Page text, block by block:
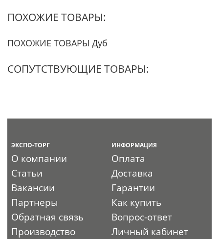
ПОХОЖИЕ ТОВАРЫ:
ПОХОЖИЕ ТОВАРЫ Дуб
СОПУТСТВУЮЩИЕ ТОВАРЫ:
ЭКСПО-ТОРГ
О компании
Статьи
Вакансии
Партнеры
Обратная связь
Производство
ИНФОРМАЦИЯ
Оплата
Доставка
Гарантии
Как купить
Вопрос-ответ
Личный кабинет